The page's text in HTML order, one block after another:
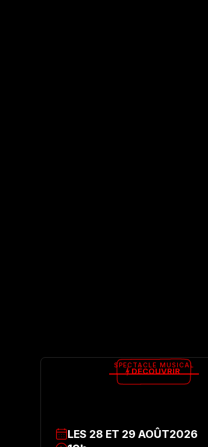
LES 28 ET 29 AOÛT2026
DÉCOUVRIR
SPECTACLE MUSICAL